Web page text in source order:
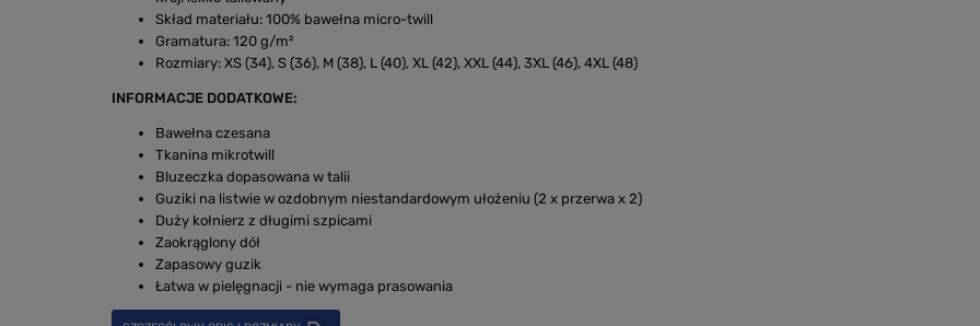
Skład materiału: 100% bawełna micro-twill
Gramatura: 120 g/m²
Rozmiary: XS (34), S (36), M (38), L (40), XL (42), XXL (44), 3XL (46), 4XL (48)
INFORMACJE DODATKOWE:
Bawełna czesana
Tkanina mikrotwill
Bluzeczka dopasowana w talii
Guziki na listwie w ozdobnym niestandardowym ułożeniu (2 x przerwa x 2)
Duży kołnierz z długimi szpicami
Zaokrąglony dół
Zapasowy guzik
Łatwa w pielęgnacji - nie wymaga prasowania